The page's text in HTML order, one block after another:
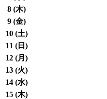
8 (木)
9 (金)
10 (土)
11 ( 日 )
12 (月 )
13 (火)
14 (水)
15 (木)